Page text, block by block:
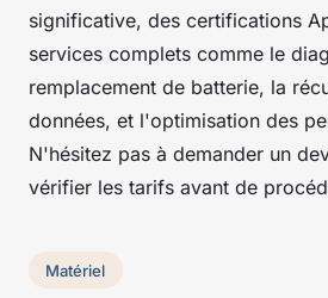
significative, des certifications
services complets comme le
remplacement de batterie, la
données, et l'optimisation des
N'hésitez pas à demander un
vérifier les tarifs avant de
Matériel